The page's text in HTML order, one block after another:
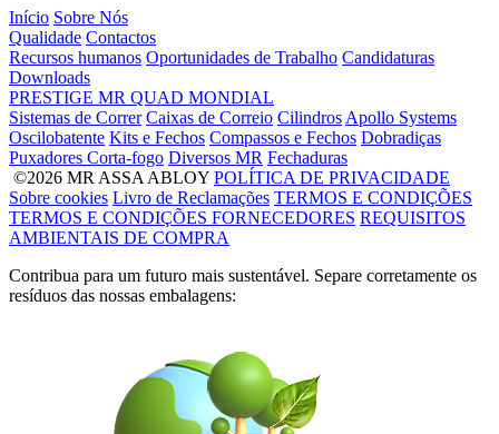
Início Sobre Nós
Qualidade Contactos
Recursos humanos Oportunidades de Trabalho Candidaturas
Downloads
PRESTIGE MR QUAD MONDIAL
Sistemas de Correr Caixas de Correio Cilindros Apollo Systems
Oscilobatente Kits e Fechos Compassos e Fechos Dobradiças
Puxadores Corta-fogo Diversos MR Fechaduras
©2026 MR ASSA ABLOY POLÍTICA DE PRIVACIDADE
Sobre cookies Livro de Reclamações TERMOS E CONDIÇÕES
TERMOS E CONDIÇÕES FORNECEDORES REQUISITOS
AMBIENTAIS DE COMPRA
Contribua para um futuro mais sustentável. Separe corretamente os
resíduos das nossas embalagens: